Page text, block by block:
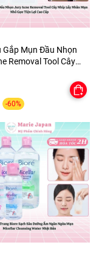
Gắp Mụn Đầu Nhọn
Removal Tool Cây
Cấp
-60%